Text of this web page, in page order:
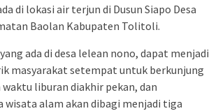
di lokasi air terjun di Dusun Siapo Desa
Baolan Kabupaten Tolitoli.
ada di desa lelean nono, dapat menjadi
masyarakat setempat untuk berkunjung
liburan diakhir pekan, dan
wisata alam akan dibagi menjadi tiga